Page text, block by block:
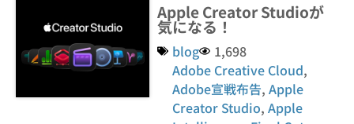
Apple Creator Studioが
気になる！
blog
1,698
Adobe Creative Cloud,
Adobe宣戦布告,Apple
Creator Studio,Apple